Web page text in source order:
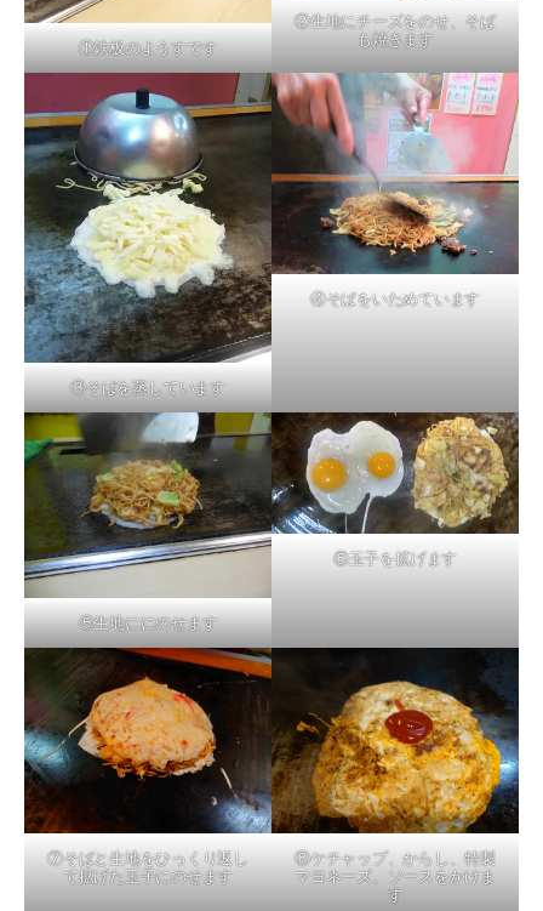
①鉄板のようすです
②生地にチーズをのせ、そば
も焼きます
③そばを蒸しています
④そばをいためています
⑤生地ににのせます
⑥玉子を拡げます
⑦そばと生地をひっくり返し
て拡げた玉子にのせます
⑧ケチャップ、からし、特製
マヨネーズ、ソースをかけま
す